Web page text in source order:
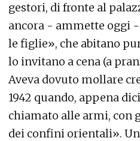
gestori, di fronte al
ancora - ammette oggi
le figlie», che abitano
lo invitano a cena (a
Aveva dovuto mollare
1942 quando, appena
chiamato alle armi, con
dei confini orientali».